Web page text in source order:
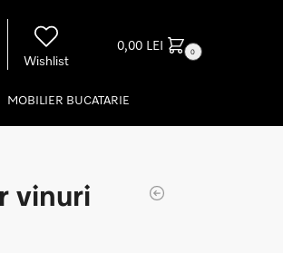
Wishlist
0,00 LEI 0
MOBILIER BUCATARIE
vinuri